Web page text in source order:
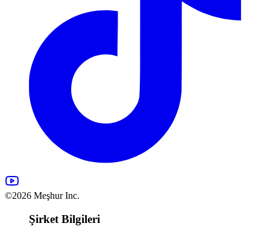
©2026 Meşhur Inc.
Şirket Bilgileri